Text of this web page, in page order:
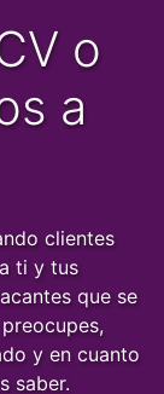
a
clientes
ti y tus
que se
y en cuanto
saber.